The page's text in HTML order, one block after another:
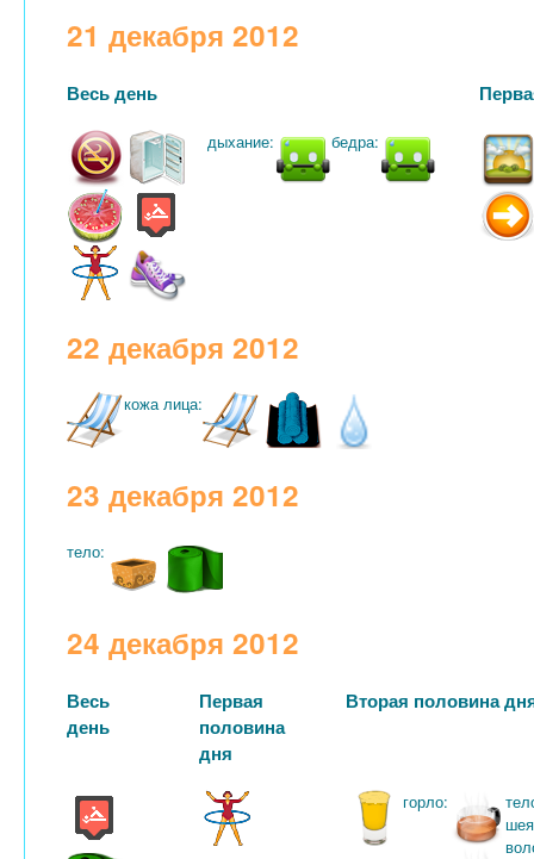
21 декабря 2012
Весь день
дыхание: бедра:
22 декабря 2012
кожа лица:
23 декабря 2012
тело:
24 декабря 2012
Весь
день
Первая
половина
дня
Вторая половина
горло: